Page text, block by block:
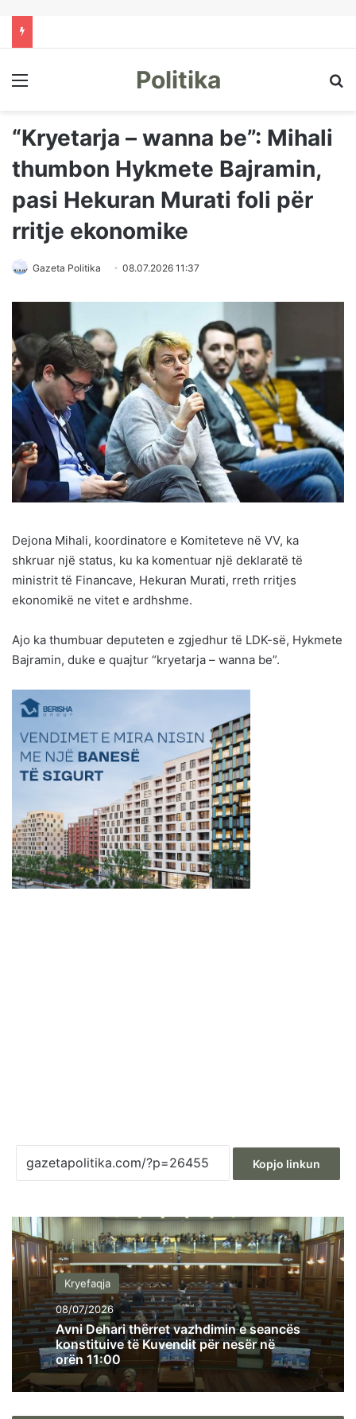
Menu Politika
“Kryetarja – wanna be”: Mihali
thumbon Hykmete Bajramin,
pasi Hekuran Murati foli për
rritje ekonomike
Gazeta Politika 08.07.2026 11:37
Dejona Mihali, koordinatore e Komiteteve në VV, ka
shkruar një status, ku ka komentuar një deklaratë të
ministrit të Financave, Hekuran Murati, rreth rritjes
ekonomikë ne vitet e ardhshme.
Ajo ka thumbuar deputeten e zgjedhur të LDK-së, Hykmete
Bajramin, duke e quajtur “kryetarja – wanna be”.
Kopjo linkun
Kryefaqja
08/07/2026
Avni Dehari thërret vazhdimin e seancës
konstituive të Kuvendit për nesër në
orën 11:00